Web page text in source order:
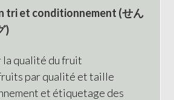
tri et conditionnement (せん
)
la qualité du fruit
par qualité et taille
et étiquetage des